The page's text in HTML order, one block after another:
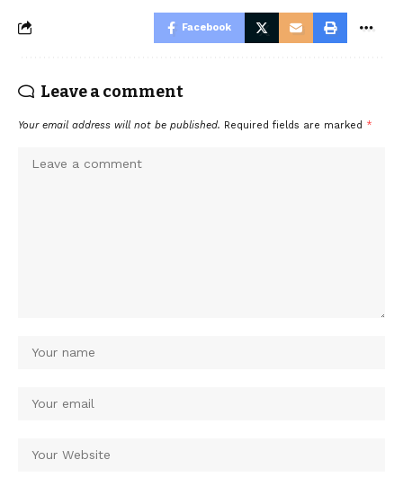
Facebook
Leave a comment
Your email address will not be published. Required fields are marked *